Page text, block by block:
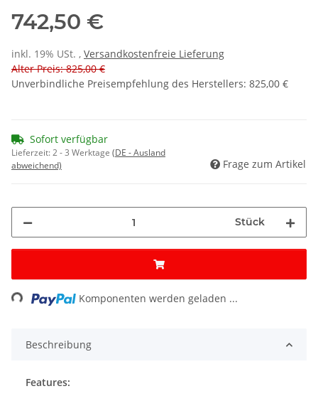
742,50 €
inkl. 19% USt. , Versandkostenfreie Lieferung
Alter Preis: 825,00 €
Unverbindliche Preisempfehlung des Herstellers: 825,00 €
Sofort verfügbar
Lieferzeit:2 - 3 Werktage (DE - Ausland
abweichend)
Frage zum Artikel
Stück
Komponenten werden geladen ...
Beschreibung
Features: